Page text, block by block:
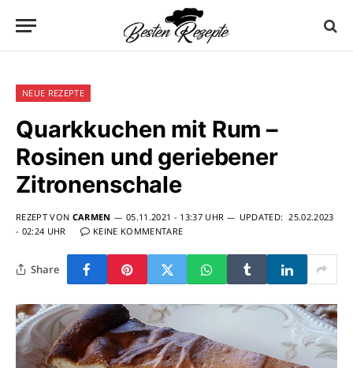
NEUE REZEPTE
Quarkkuchen mit Rum –
Rosinen und geriebener
Zitronenschale
REZEPT VON CARMEN 05.11.2021 - 13:37 UHR UPDATED: 25.02.2023
- 02:24 UHR
KEINE KOMMENTARE
Share